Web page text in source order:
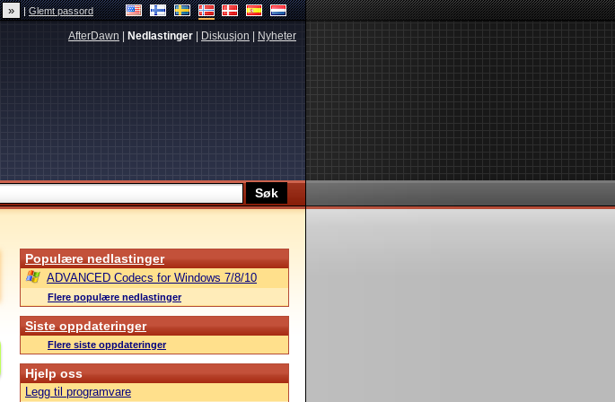
|Glemt passord
AfterDawn Nedlastinger Diskusjon Nyheter
Populære nedlastinger
ADVANCED Codecs for Windows 7/8/10
Flere populære nedlastinger
Siste oppdateringer
Flere siste oppdateringer
Hjelp oss
Legg til programvare